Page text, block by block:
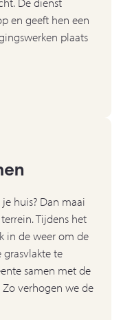
en geeft hen een
plaats
huis? Dan maai
Tijdens het
in de weer om de
grasvlakte te
samen met de
verhogen we de